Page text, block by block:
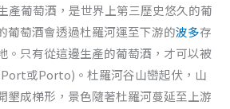
產葡萄酒，是世界上第三歷史悠久的葡
葡萄酒會透過杜羅河運至下游的波多存
。只有從這邊生產的葡萄酒，才可以被
或Porto)。杜羅河谷山巒起伏，山
墾成梯形，景色隨著杜羅河蔓延至上游